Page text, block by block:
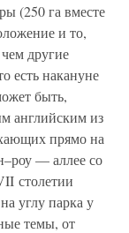
(250 га вместе
и то,
другие
есть накануне
быть,
английским из
прямо на
— аллее со
столетии
углу парка у
темы, от